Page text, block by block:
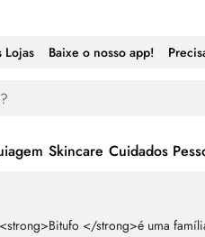
Lojas Baixe o nosso app!
Skincare Cuidados